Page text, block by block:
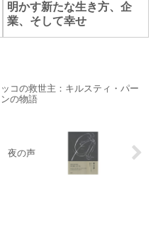
明かす新たな生き方、企
業、そして幸せ
コの救世主：キルスティ・パー
の物語
夜の声